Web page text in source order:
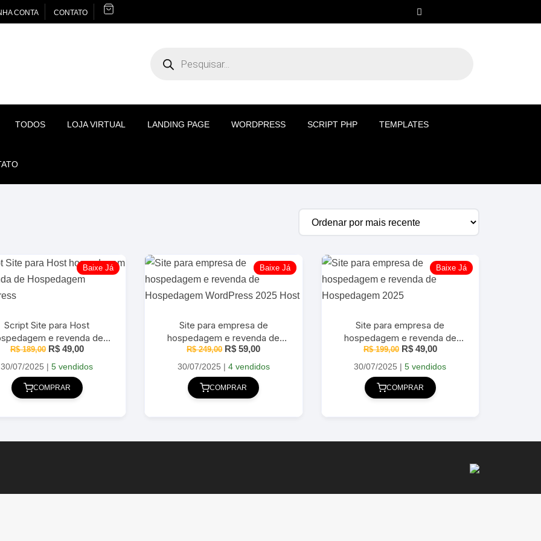
CONTA CONTATO
produtos
TODOS LOJA VIRTUAL LANDING PAGE WORDPRESS SCRIPT PHP TEMPLATES
Baixe Já
Script Site para Host
e revenda de
Hospedagem WordPress
R$189,00 O
original
era:
R$ 189,00.
R$49,00O
atual
30/07/2025 |5 vendidos
COMPRAR
Baixe Já
Site para empresa de
hospedagem e revenda de
Hospedagem WordPress 2025
Host
R$249,00 O
original
era:
R$ 249,00.
R$ 59,00O
atual
30/07/2025 | 4 vendidos
COMPRAR
Baixe Já
Site para empresa de
hospedagem e revenda de
Hospedagem 2025
R$199,00 O
original
era:
R$ 199,00.
R$49,00O
atual
30/07/2025 |5 vendidos
COMPRAR